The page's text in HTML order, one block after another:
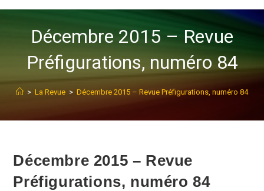
Décembre 2015 – Revue
Préfigurations, numéro 84
> La Revue > Décembre 2015 – Revue Préfigurations, numéro 84
Décembre 2015 – Revue
Préfigurations, numéro 84